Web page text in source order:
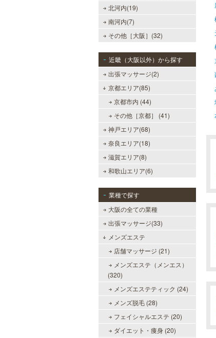
北河内(19)
南河内(7)
その他［大阪］(32)
近畿（大阪以外）から探す
出張マッサージ(2)
京都エリア(85)
京都市内 (44)
その他［京都］ (41)
神戸エリア(68)
奈良エリア(18)
滋賀エリア(8)
和歌山エリア(6)
業種で探す
大阪の全ての業種
出張マッサージ(33)
メンズエステ
店舗マッサージ (21)
メンズエステ（メンエス）
(320)
メンズエステティック (24)
メンズ脱毛 (28)
フェイシャルエステ (20)
ダイエット・痩身 (20)